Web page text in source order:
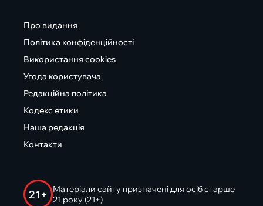
Про видання
Політика конфіденційності
Використання cookies
Угода користувача
Редакційна політика
Кодекс етики
Наша редакція
Контакти
21+
Матеріали сайту призначені для осіб старше
21 року (21+)